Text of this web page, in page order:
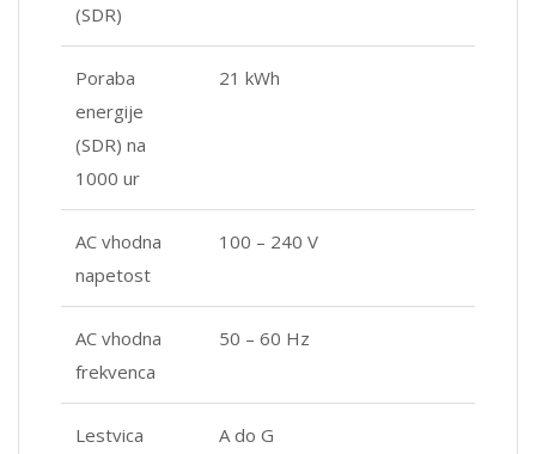
(SDR)
Poraba
energije
(SDR) na
1000 ur
21 kWh
AC vhodna
napetost
100 – 240 V
AC vhodna
frekvenca
50 – 60 Hz
Lestvica
A do G